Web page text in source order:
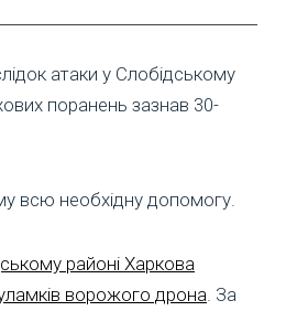
атаки у Слобідському
поранень зазнав 30-
всю необхідну допомогу.
районі Харкова
ворожого дрона. За